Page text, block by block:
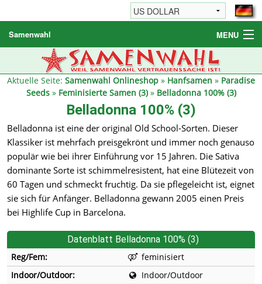
Samenwahl MENU
Hanfsamen
Weitere Produkte
Reseller
Aktuelle Seite: Samenwahl Onlineshop » Hanfsamen » Paradise
Seeds» Feminisierte Samen (3)» Belladonna 100% (3)
Belladonna 100% (3)
Belladonna ist eine der original Old School-Sorten. Dieser
Klassiker ist mehrfach preisgekrönt und immer noch genauso
populär wie bei ihrer Einführung vor 15 Jahren. Die Sativa
dominante Sorte ist schimmelresistent, hat eine Blütezeit von
60 Tagen und schmeckt fruchtig. Da sie pflegeleicht ist, eignet
sie sich für Anfänger. Belladonna gewann 2005 einen Preis
bei Highlife Cup in Barcelona.
Datenblatt Belladonna 100% (3)
Reg/Fem:
feminisiert
Indoor/Outdoor:
Indoor/Outdoor